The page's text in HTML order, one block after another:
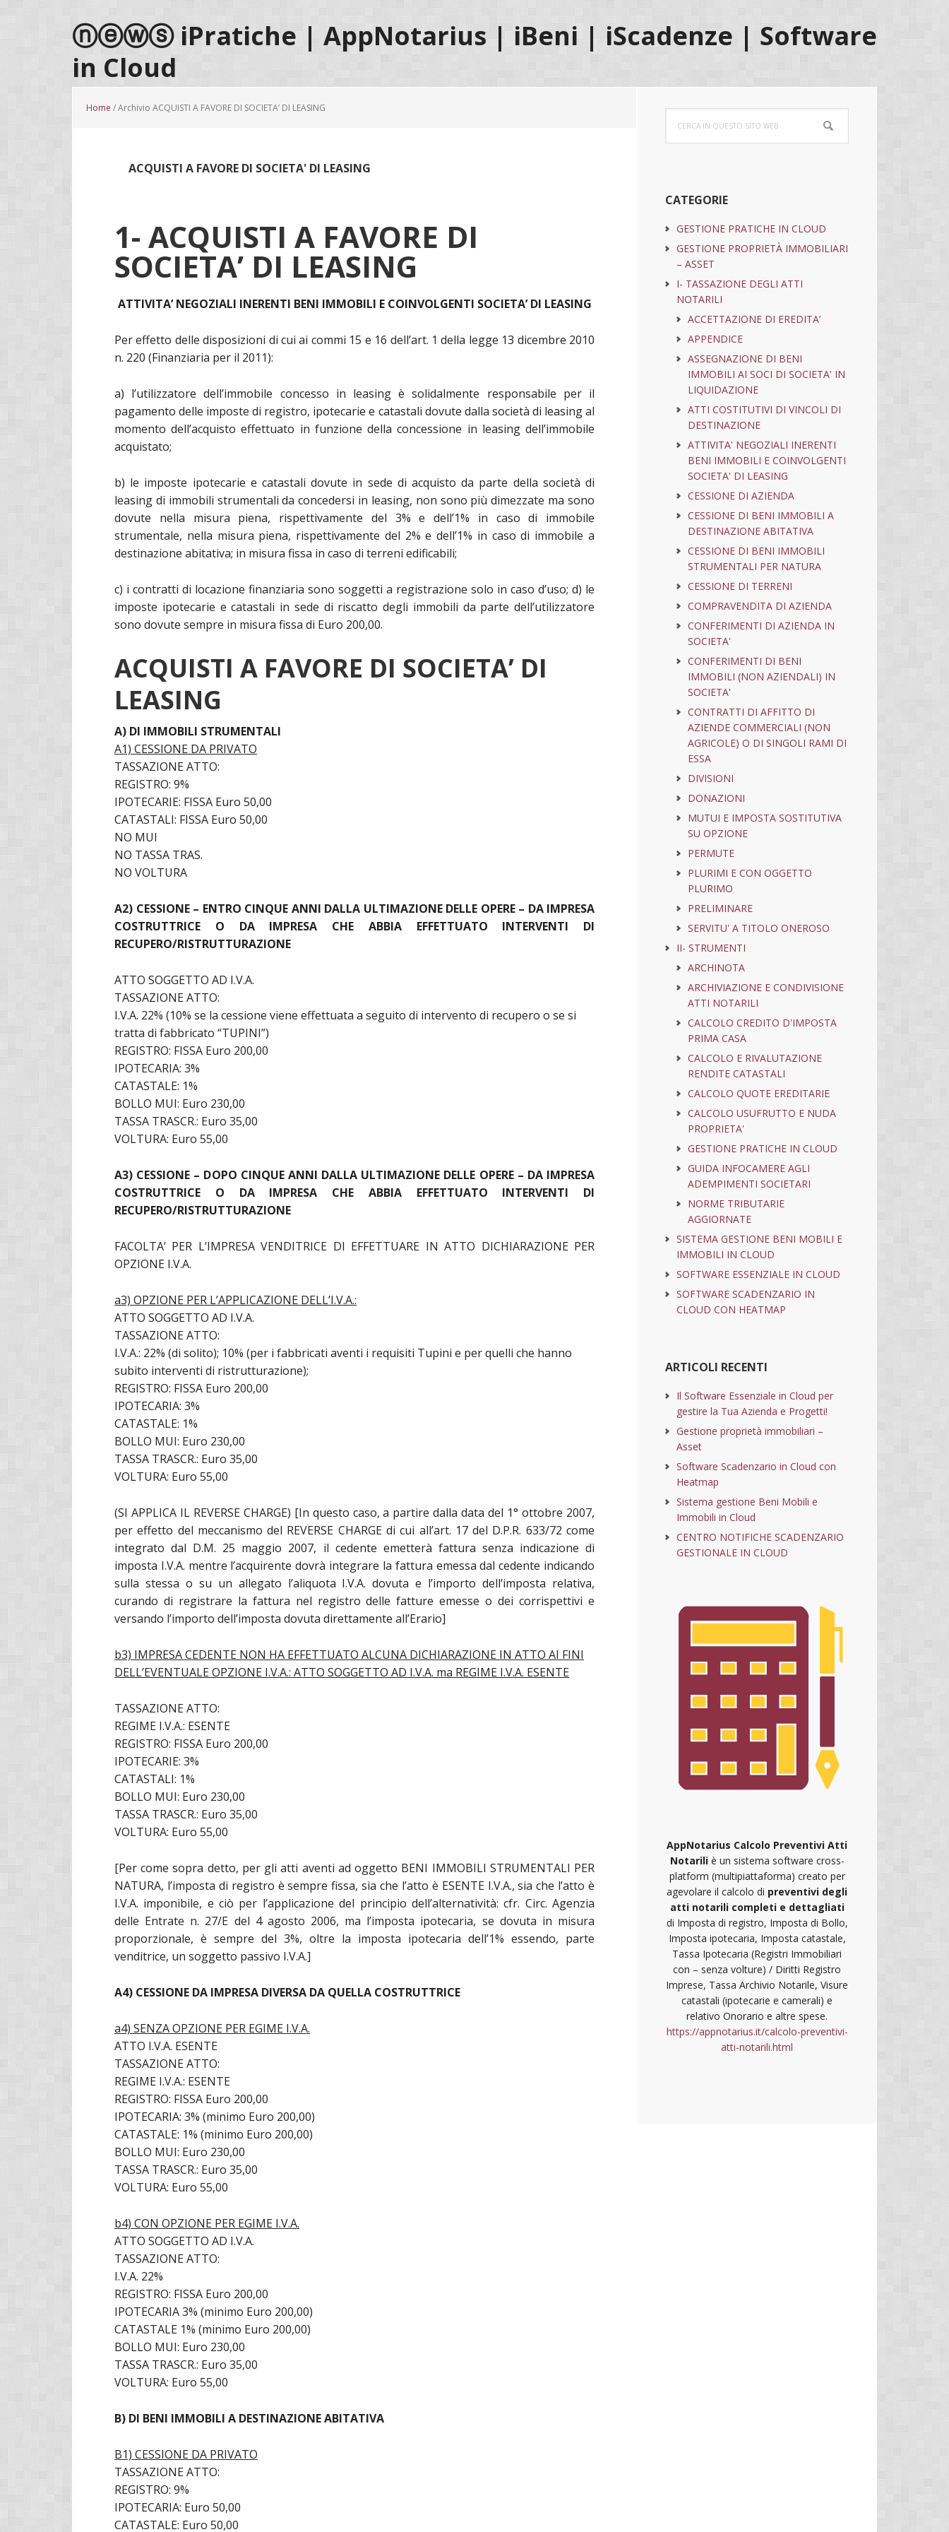
al
contenuto
principale
alla
barra
laterale
primaria
al
piè
di
pagina
ⓝⓔⓦⓢ iPratiche | AppNotarius | iBeni | iScadenze | Software
in Cloud
Home / Archivio ACQUISTI A FAVORE DI SOCIETA’ DI LEASING
ACQUISTI A FAVORE DI SOCIETA' DI LEASING
1- ACQUISTI A FAVORE DI
SOCIETA’ DI LEASING
ATTIVITA’ NEGOZIALI INERENTI BENI IMMOBILI E COINVOLGENTI SOCIETA’ DI LEASING
Per effetto delle disposizioni di cui ai commi 15 e 16 dell’art. 1 della legge 13 dicembre 2010
n. 220 (Finanziaria per il 2011):
a) l’utilizzatore dell’immobile concesso in leasing è solidalmente responsabile per il
pagamento delle imposte di registro, ipotecarie e catastali dovute dalla società di leasing al
momento dell’acquisto effettuato in funzione della concessione in leasing dell’immobile
acquistato;
b) le imposte ipotecarie e catastali dovute in sede di acquisto da parte della società di
leasing di immobili strumentali da concedersi in leasing, non sono più dimezzate ma sono
dovute nella misura piena, rispettivamente del 3% e dell’1% in caso di immobile
strumentale, nella misura piena, rispettivamente del 2% e dell’1% in caso di immobile a
destinazione abitativa; in misura fissa in caso di terreni edificabili;
c) i contratti di locazione finanziaria sono soggetti a registrazione solo in caso d’uso; d) le
imposte ipotecarie e catastali in sede di riscatto degli immobili da parte dell’utilizzatore
sono dovute sempre in misura fissa di Euro 200,00.
ACQUISTI A FAVORE DI SOCIETA’ DI
LEASING
A) DI IMMOBILI STRUMENTALI
A1) CESSIONE DA PRIVATO
TASSAZIONE ATTO:
REGISTRO: 9%
IPOTECARIE: FISSA Euro 50,00
CATASTALI: FISSA Euro 50,00
NO MUI
NO TASSA TRAS.
NO VOLTURA
A2) CESSIONE – ENTRO CINQUE ANNI DALLA ULTIMAZIONE DELLE OPERE – DA IMPRESA
COSTRUTTRICE O DA IMPRESA CHE ABBIA EFFETTUATO INTERVENTI DI
RECUPERO/RISTRUTTURAZIONE
ATTO SOGGETTO AD I.V.A.
TASSAZIONE ATTO:
I.V.A. 22% (10% se la cessione viene effettuata a seguito di intervento di recupero o se si
tratta di fabbricato “TUPINI”)
REGISTRO: FISSA Euro 200,00
IPOTECARIA: 3%
CATASTALE: 1%
BOLLO MUI: Euro 230,00
TASSA TRASCR.: Euro 35,00
VOLTURA: Euro 55,00
A3) CESSIONE – DOPO CINQUE ANNI DALLA ULTIMAZIONE DELLE OPERE – DA IMPRESA
COSTRUTTRICE O DA IMPRESA CHE ABBIA EFFETTUATO INTERVENTI DI
RECUPERO/RISTRUTTURAZIONE
FACOLTA’ PER L’IMPRESA VENDITRICE DI EFFETTUARE IN ATTO DICHIARAZIONE PER
OPZIONE I.V.A.
a3) OPZIONE PER L’APPLICAZIONE DELL’I.V.A.:
ATTO SOGGETTO AD I.V.A.
TASSAZIONE ATTO:
I.V.A.: 22% (di solito); 10% (per i fabbricati aventi i requisiti Tupini e per quelli che hanno
subito interventi di ristrutturazione);
REGISTRO: FISSA Euro 200,00
IPOTECARIA: 3%
CATASTALE: 1%
BOLLO MUI: Euro 230,00
TASSA TRASCR.: Euro 35,00
VOLTURA: Euro 55,00
(SI APPLICA IL REVERSE CHARGE) [In questo caso, a partire dalla data del 1° ottobre 2007,
per effetto del meccanismo del REVERSE CHARGE di cui all’art. 17 del D.P.R. 633/72 come
integrato dal D.M. 25 maggio 2007, il cedente emetterà fattura senza indicazione di
imposta I.V.A. mentre l’acquirente dovrà integrare la fattura emessa dal cedente indicando
sulla stessa o su un allegato l’aliquota I.V.A. dovuta e l’importo dell’imposta relativa,
curando di registrare la fattura nel registro delle fatture emesse o dei corrispettivi e
versando l’importo dell’imposta dovuta direttamente all’Erario]
b3) IMPRESA CEDENTE NON HA EFFETTUATO ALCUNA DICHIARAZIONE IN ATTO AI FINI
DELL’EVENTUALE OPZIONE I.V.A.: ATTO SOGGETTO AD I.V.A. ma REGIME I.V.A. ESENTE
TASSAZIONE ATTO:
REGIME I.V.A.: ESENTE
REGISTRO: FISSA Euro 200,00
IPOTECARIE: 3%
CATASTALI: 1%
BOLLO MUI: Euro 230,00
TASSA TRASCR.: Euro 35,00
VOLTURA: Euro 55,00
[Per come sopra detto, per gli atti aventi ad oggetto BENI IMMOBILI STRUMENTALI PER
NATURA, l’imposta di registro è sempre fissa, sia che l’atto è ESENTE I.V.A., sia che l’atto è
I.V.A. imponibile, e ciò per l’applicazione del principio dell’alternatività: cfr. Circ. Agenzia
delle Entrate n. 27/E del 4 agosto 2006, ma l’imposta ipotecaria, se dovuta in misura
proporzionale, è sempre del 3%, oltre la imposta ipotecaria dell’1% essendo, parte
venditrice, un soggetto passivo I.V.A.]
A4) CESSIONE DA IMPRESA DIVERSA DA QUELLA COSTRUTTRICE
a4) SENZA OPZIONE PER EGIME I.V.A.
ATTO I.V.A. ESENTE
TASSAZIONE ATTO:
REGIME I.V.A.: ESENTE
REGISTRO: FISSA Euro 200,00
IPOTECARIA: 3% (minimo Euro 200,00)
CATASTALE: 1% (minimo Euro 200,00)
BOLLO MUI: Euro 230,00
TASSA TRASCR.: Euro 35,00
VOLTURA: Euro 55,00
b4) CON OPZIONE PER EGIME I.V.A.
ATTO SOGGETTO AD I.V.A.
TASSAZIONE ATTO:
I.V.A. 22%
REGISTRO: FISSA Euro 200,00
IPOTECARIA 3% (minimo Euro 200,00)
CATASTALE 1% (minimo Euro 200,00)
BOLLO MUI: Euro 230,00
TASSA TRASCR.: Euro 35,00
VOLTURA: Euro 55,00
B) DI BENI IMMOBILI A DESTINAZIONE ABITATIVA
B1) CESSIONE DA PRIVATO
TASSAZIONE ATTO:
REGISTRO: 9%
IPOTECARIA: Euro 50,00
CATASTALE: Euro 50,00
Barra
laterale
questo
CATEGORIE
GESTIONE PRATICHE IN CLOUD
GESTIONE PROPRIETÀ IMMOBILIARI
– ASSET
I- TASSAZIONE DEGLI ATTI
NOTARILI
ACCETTAZIONE DI EREDITA’
APPENDICE
ASSEGNAZIONE DI BENI
IMMOBILI AI SOCI DI SOCIETA' IN
LIQUIDAZIONE
ATTI COSTITUTIVI DI VINCOLI DI
DESTINAZIONE
ATTIVITA' NEGOZIALI INERENTI
BENI IMMOBILI E COINVOLGENTI
SOCIETA' DI LEASING
CESSIONE DI AZIENDA
CESSIONE DI BENI IMMOBILI A
DESTINAZIONE ABITATIVA
CESSIONE DI BENI IMMOBILI
STRUMENTALI PER NATURA
CESSIONE DI TERRENI
COMPRAVENDITA DI AZIENDA
CONFERIMENTI DI AZIENDA IN
SOCIETA'
CONFERIMENTI DI BENI
IMMOBILI (NON AZIENDALI) IN
SOCIETA'
CONTRATTI DI AFFITTO DI
AZIENDE COMMERCIALI (NON
AGRICOLE) O DI SINGOLI RAMI DI
ESSA
DIVISIONI
DONAZIONI
MUTUI E IMPOSTA SOSTITUTIVA
SU OPZIONE
PERMUTE
PLURIMI E CON OGGETTO
PLURIMO
PRELIMINARE
SERVITU' A TITOLO ONEROSO
II- STRUMENTI
ARCHINOTA
ARCHIVIAZIONE E CONDIVISIONE
ATTI NOTARILI
CALCOLO CREDITO D'IMPOSTA
PRIMA CASA
CALCOLO E RIVALUTAZIONE
RENDITE CATASTALI
CALCOLO QUOTE EREDITARIE
CALCOLO USUFRUTTO E NUDA
PROPRIETA'
GESTIONE PRATICHE IN CLOUD
GUIDA INFOCAMERE AGLI
ADEMPIMENTI SOCIETARI
NORME TRIBUTARIE
AGGIORNATE
SISTEMA GESTIONE BENI MOBILI E
IMMOBILI IN CLOUD
SOFTWARE ESSENZIALE IN CLOUD
SOFTWARE SCADENZARIO IN
CLOUD CON HEATMAP
ARTICOLI RECENTI
Il Software Essenziale in Cloud per
gestire la Tua Azienda e Progetti!
Gestione proprietà immobiliari –
Asset
Software Scadenzario in Cloud con
Heatmap
Sistema gestione Beni Mobili e
Immobili in Cloud
CENTRO NOTIFICHE SCADENZARIO
GESTIONALE IN CLOUD
AppNotarius Calcolo Preventivi Atti
Notarili è un sistema software cross-
platform (multipiattaforma) creato per
agevolare il calcolo di preventivi degli
atti notarili completi e dettagliati
di Imposta di registro, Imposta di Bollo,
Imposta ipotecaria, Imposta catastale,
Tassa Ipotecaria (Registri Immobiliari
con – senza volture) / Diritti Registro
Imprese, Tassa Archivio Notarile, Visure
catastali (ipotecarie e camerali) e
relativo Onorario e altre spese.
https://appnotarius.it/calcolo-preventivi-
atti-notarili.html